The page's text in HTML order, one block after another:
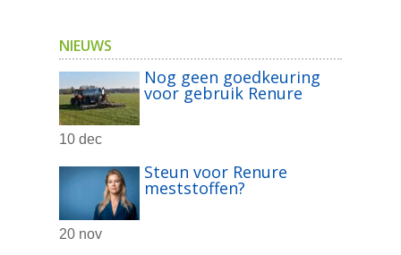
NIEUWS
Nog geen goedkeuring
voor gebruik Renure
10 dec
Steun voor Renure
meststoffen?
20 nov